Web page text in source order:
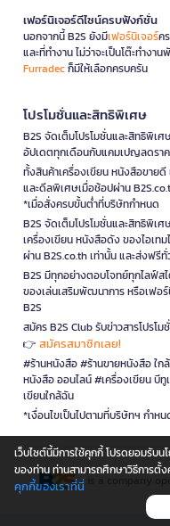
เฟอร์นิเจอร์ดีไซน์ครบฟังก์ชั่น
นอกจากนี้ B2S ยังมีเฟอร์นิเจอร์ค
และที่ทำงาน ไม่ว่าจะเป็นโต๊ะทำงา
Furradecก็มีให้เลือกครบครัน
โปรโมชั่นและสิทธิพิเศษ
B2S จัดเต็มโปรโมชั่นและสิทธิพิเ
อัปเดตทุกเดือนกับแคมเปญลดรา
ทั้งสินค้าเครื่องเขียน หนังสือขาย
และดีลพิเศษเมื่อช้อปผ่าน
*เมื่อสั่งครบขั้นต่ำที่บริษัทกำหนด
B2S จัดเต็มโปรโมชั่นและสิทธิพิเ
เครื่องเขียน หนังสือดัง ของไอเ
ผ่าน B2S.co.th เท่านั้น และส่งฟรี
B2S มีทุกอย่างตอบโจทย์ทุกไลฟ์ส
ของเล่นเสริมพัฒนาการ หรือเฟอ
B2S
สมัคร B2S Club รับข่าวสารโปรโ
👉 สมัครสมาชิกเลย!
#ร้านหนังสือ #ร้านขายหนังสือ ใก
หนังสือ ออนไลน์ #เครื่องเขียน บี
เขียนใกล้ฉัน
*เงื่อนไขเป็นไปตามที่บริษัทฯ กำหน
is a company
เว็บไซต์นี้มีการใช้คุกกี้ โปรดยอมรับ
ของท่าน ท่านสามารถศึกษาวิธีการตั้
คุกกี้ของเราที่นี่